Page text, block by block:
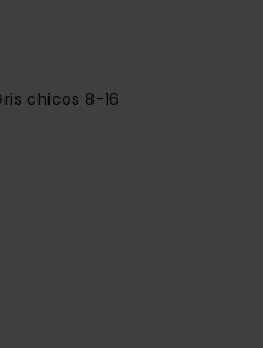
chicos 8-16